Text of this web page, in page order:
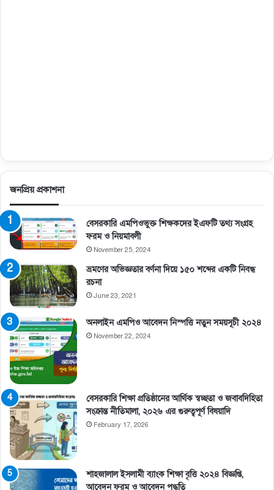
জনপ্রিয় প্রকাশনা
বেসরকারি এমপিওভুক্ত শিক্ষকদের ইএফটি তথ্য সংগ্রহ
ফরম ও নিয়মাবলী
November 25, 2024
ভ্রমণের অভিজ্ঞতার বর্ণনা দিয়ে ১৫০ শব্দের একটি নিবন্ধ
রচনা
June 23, 2021
অনলাইন এমপিও আবেদন নিস্পত্তি নতুন সময়সূচী ২০২৪
November 22, 2024
বেসরকারি শিক্ষা প্রতিষ্ঠানের আর্থিক স্বচ্ছতা ও জবাবদিহিতা
সংক্রান্ত নীতিমালা, ২০২৬ এর গুরুত্বপূর্ণ বিষয়াদি
February 17, 2026
শাহজালাল ইসলামী ব্যাংক শিক্ষা বৃত্তি ২০২৪ বিজ্ঞপ্তি,
আবেদন ফরম ও আবেদন পদ্ধতি